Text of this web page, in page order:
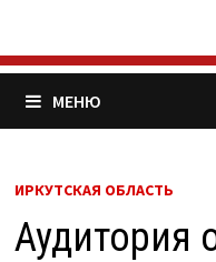
МЕНЮ
ИРКУТСКАЯ ОБЛАСТЬ
Аудитория